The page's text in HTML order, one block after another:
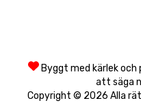
Byggt med kärlek och
att säga
Copyright © 2026 Alla